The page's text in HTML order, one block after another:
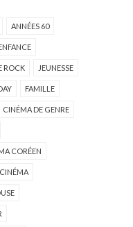
ANNÉES 60
ROCK JEUNESSE
FAMILLE
CINÉMA DE GENRE
CORÉEN
CINÉMA